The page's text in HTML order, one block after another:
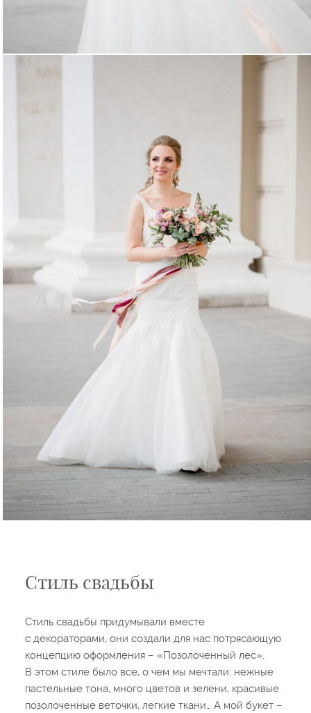
Стиль свадьбы
Стиль свадьбы придумывали вместе
с декораторами, они создали для нас потрясающую
концепцию оформления – «Позолоченный лес».
В этом стиле было все, о чем мы мечтали: нежные
пастельные тона, много цветов и зелени, красивые
позолоченные веточки, легкие ткани… А мой букет –